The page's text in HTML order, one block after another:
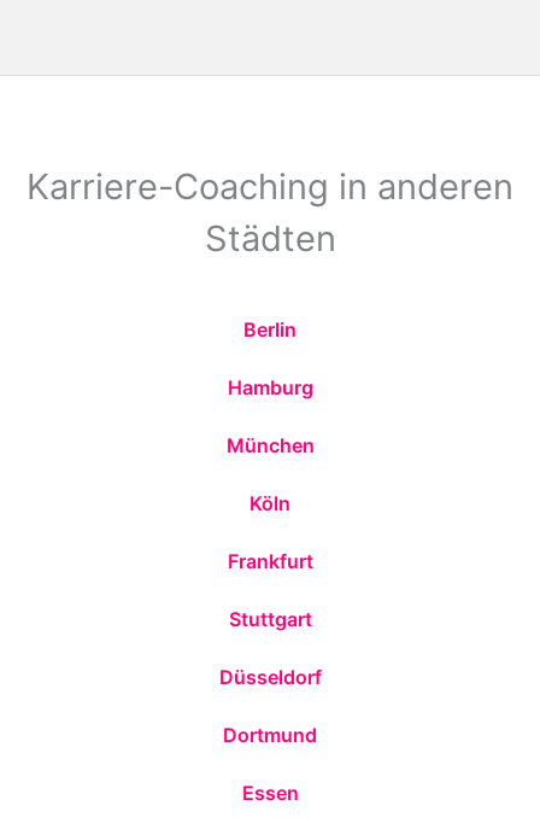
Karriere-Coaching in anderen
Städten
Berlin
Hamburg
München
Köln
Frankfurt
Stuttgart
Düsseldorf
Dortmund
Essen